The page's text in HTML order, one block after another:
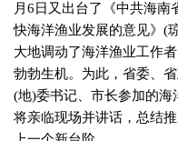
月 6 日又出台了《中共海南
快海洋渔业发展的意见》 (
大地调动了海洋渔业工作
勃勃生机。为此，省委、
(地)委书记、市长参加的海
将亲临现场并讲话，总结